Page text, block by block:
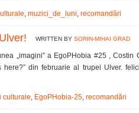
, muzici_de_luni, recomandări
WRITTEN BY SORIN-MIHAI GRAD
„imagini” a EgoPHobia #25 , Costin
din februarie al trupei Ulver.
culturale, EgoPHobia-25, recomandări